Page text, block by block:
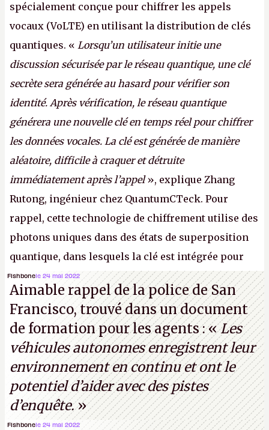
spécialement conçue pour chiffrer les appels
vocaux (VoLTE) en utilisant la distribution de clés
quantiques. « Lorsqu’un utilisateur initie une
discussion sécurisée par le réseau quantique, une clé
secrète sera générée au hasard pour vérifier son
identité. Après vérification, le réseau quantique
générera une nouvelle clé en temps réel pour chiffrer
les données vocales. La clé est générée de manière
aléatoire, difficile à craquer et détruite
immédiatement après l’appel», explique Zhang
Rutong, ingénieur chez QuantumCTeck. Pour
rappel, cette technologie de chiffrement utilise des
photons uniques dans des états de superposition
quantique, dans lesquels la clé est intégrée pour
garantir une sécurité inconditionnelle entre des
parties distantes. Vous ne comprenez rien ? C’est
normal, ça fait toujours ça avec le quantique.
(Crédit photo : China Telecom)
Fishbonele 24 mai 2022
Aimable rappel de la police de San
Francisco, trouvé dans un document
de formation pour les agents : «Les
véhicules autonomes enregistrent leur
environnement en continu et ont le
potentiel d’aider avec des pistes
d’enquête.»
Fishbonele 24 mai 2022